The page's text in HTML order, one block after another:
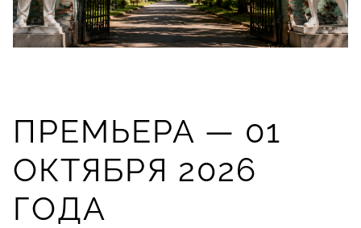
ПРЕМЬЕРА — 01
ОКТЯБРЯ 2026
ГОДА